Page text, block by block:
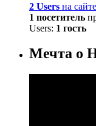
2 Users на сайте
1 посетитель
Users: 1 гость
Мечта о